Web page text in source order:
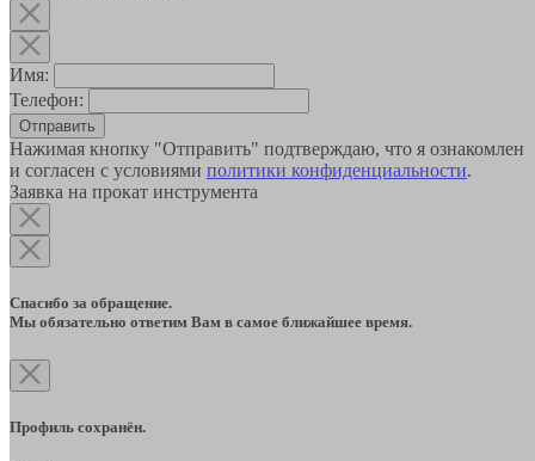
Имя:
Телефон:
Отправить
Нажимая кнопку "Отправить" подтверждаю, что я ознакомлен
и согласен с условиями политики конфиденциальности.
Заявка на прокат инструмента
Спасибо за обращение.
Мы обязательно ответим Вам в самое ближайшее время.
Профиль сохранён.